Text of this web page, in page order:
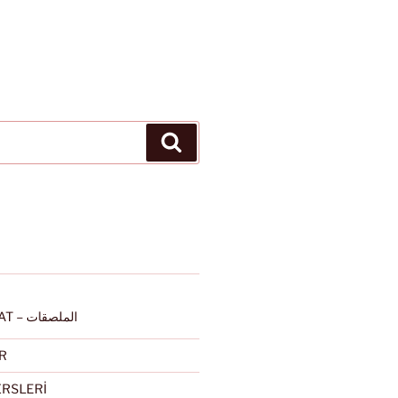
ALMULSAQAT – الملصقات